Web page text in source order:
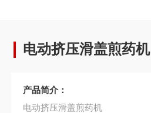
电动挤压滑盖煎药机
产品简介：
电动挤压滑盖煎药机